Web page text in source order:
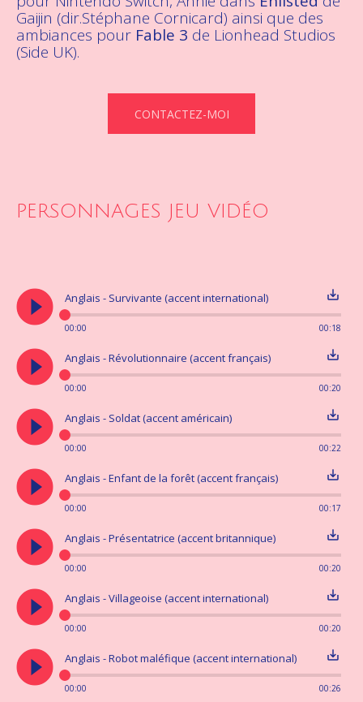
Gaijin (dir.Stéphane Cornicard) ainsi que des
ambiances pour Fable 3 de Lionhead Studios
(Side UK).
CONTACTEZ-MOI
PERSONNAGES JEU VIDÉO
play_circle_filled Anglais - Survivante (accent international) save_alt
00:00 00:18
play_circle_filled Anglais - Révolutionnaire (accent français) save_alt
00:00 00:20
play_circle_filled Anglais - Soldat (accent américain) save_alt
00:00 00:22
play_circle_filled Anglais - Enfant de la forêt (accent français) save_alt
00:00 00:17
play_circle_filled Anglais - Présentatrice (accent britannique) save_alt
00:00 00:20
play_circle_filled Anglais - Villageoise (accent international) save_alt
00:00 00:20
play_circle_filled Anglais - Robot maléfique (accent international) save_alt
00:00 00:26
Démos
Personnages Post-Synchro
Narration
A propos
Bio
Contact